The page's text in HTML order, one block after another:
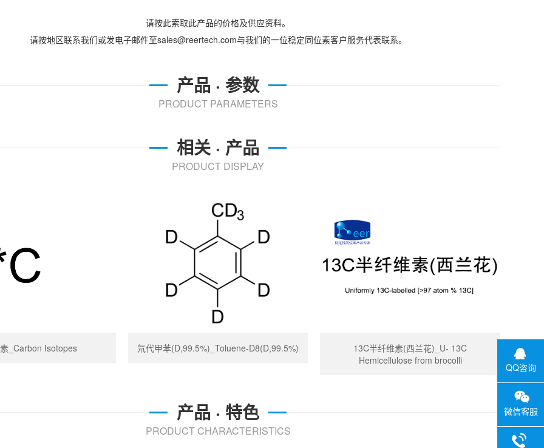
请按此索取此产品的价格及供应资料。
请按地区联系我们或发电子邮件至sales@reertech.com与我们的一位稳定同位素客户服务代表联系。
产品 · 参数
PRODUCT PARAMETERS
相关 · 产品
PRODUCT DISPLAY
_Carbon Isotopes 氘代甲苯(D,99.5%)_Toluene-D8(D,99.5%)
13C半纤维素(西兰花)_U- 13C
Hemicellulose from brocolli
产品 · 特色
PRODUCT CHARACTERISTICS
QQ咨询
微信客服